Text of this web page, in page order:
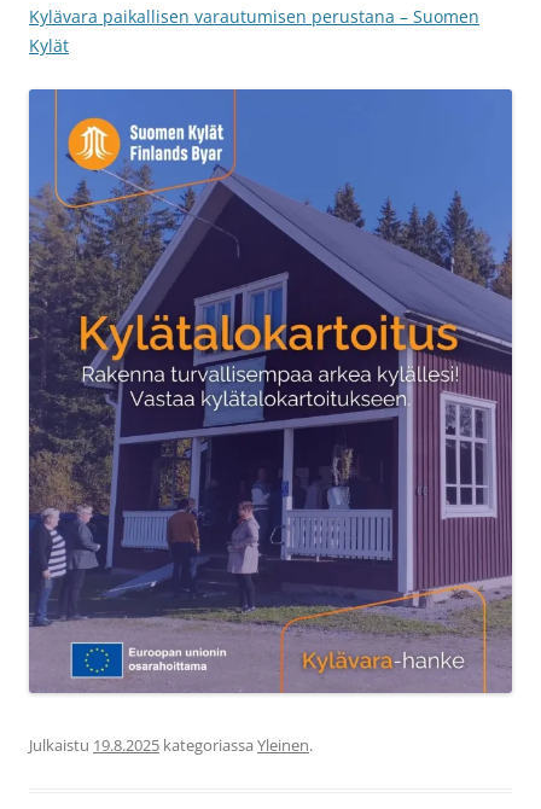
Kylävara paikallisen varautumisen perustana – Suomen
Kylät
Julkaistu 19.8.2025 kategoriassa Yleinen.